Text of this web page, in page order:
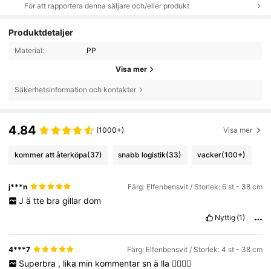
För att rapportera denna säljare och/eller produkt
Produktdetaljer
Material: PP
Visa mer
Säkerhetsinformation och kontakter
4.84 (1000+) Visa mer
kommer att återköpa(37) snabb logistik(33) vacker(100+)
j***n Färg: Elfenbensvit / Storlek: 6 st - 38 cm
J ä tte bra gillar dom
Nyttig (1)
4***7 Färg: Elfenbensvit / Storlek: 4 st - 38 cm
Superbra , lika min kommentar sn ä lla ✌🏼🙏🏼